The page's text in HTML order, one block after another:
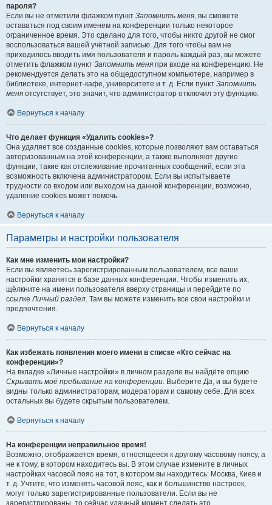
пароля?
Если вы не отметили флажком пункт Запомнить меня , вы сможете
оставаться под своим именем на конференции только некоторое
ограниченное время. Это сделано для того, чтобы никто другой не смог
воспользоваться вашей учётной записью. Для того чтобы вам не
приходилось вводить имя пользователя и пароль каждый раз, вы можете
отметить флажком пункт Запомнить меня при входе на конференцию. Не
рекомендуется делать это на общедоступном компьютере, например в
библиотеке, интернет-кафе, университете и т. д. Если пункт Запомнить
меня отсутствует, это значит, что администратор отключил эту функцию.
Вернуться к началу
Что делает функция «Удалить cookies»?
Она удаляет все созданные cookies, которые позволяют вам оставаться
авторизованным на этой конференции, а также выполняют другие
функции, такие как отслеживание прочитанных сообщений, если эта
возможность включена администратором. Если вы испытываете
трудности со входом или выходом на данной конференции, возможно,
удаление cookies может помочь.
Вернуться к началу
Параметры и настройки пользователя
Как мне изменить мои настройки?
Если вы являетесь зарегистрированным пользователем, все ваши
настройки хранятся в базе данных конференции. Чтобы изменить их,
щёлкните на имени пользователя вверху страницы и перейдите по
ссылке Личный раздел . Там вы можете изменить все свои настройки и
предпочтения.
Вернуться к началу
Как избежать появления моего имени в списке «Кто сейчас на
конференции»?
На вкладке «Личные настройки» в личном разделе вы найдёте опцию
Скрывать моё пребывание на конференции . Выберите Да , и вы будете
видны только администраторам, модераторам и самому себе. Для всех
остальных вы будете скрытым пользователем.
Вернуться к началу
На конференции неправильное время!
Возможно, отображается время, относящееся к другому часовому поясу, а
не к тому, в котором находитесь вы. В этом случае измените в личных
настройках часовой пояс на тот, в котором вы находитесь: Москва, Киев и
т. д. Учтите, что изменять часовой пояс, как и большинство настроек,
могут только зарегистрированные пользователи. Если вы не
зарегистрированы, то сейчас удачный момент сделать это.